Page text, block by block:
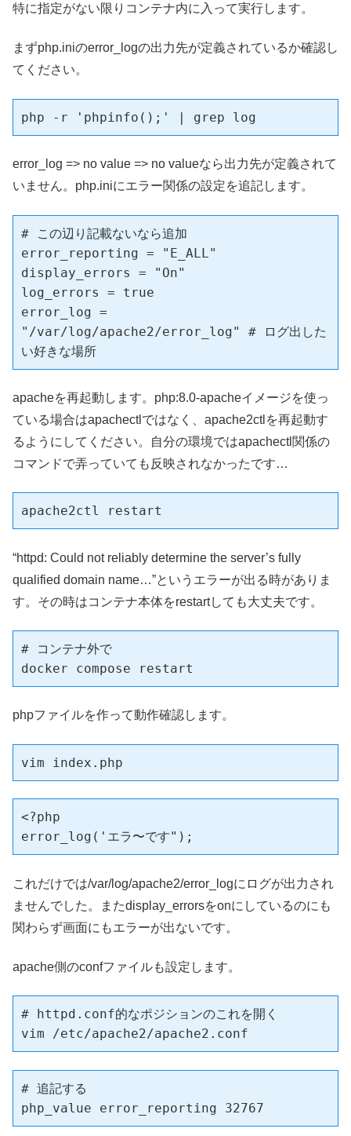
特に指定がない限りコンテナ内に入って実行します。
まずphp.iniのerror_logの出力先が定義されているか確認し
てください。
php -r 'phpinfo();' | grep log
error_log => no value => no valueなら出力先が定義されて
いません。php.iniにエラー関係の設定を追記します。
# この辺り記載ないなら追加
error_reporting = "E_ALL"
display_errors = "On"
log_errors = true
error_log =
"/var/log/apache2/error_log" # ログ出した
い好きな場所
apacheを再起動します。php:8.0-apacheイメージを使っ
ている場合はapachectlではなく、apache2ctlを再起動す
るようにしてください。自分の環境ではapachectl関係の
コマンドで弄っていても反映されなかったです…
apache2ctl restart
“httpd: Could not reliably determine the server’s fully
qualified domain name…”というエラーが出る時がありま
す。その時はコンテナ本体をrestartしても大丈夫です。
# コンテナ外で
docker compose restart
phpファイルを作って動作確認します。
vim index.php
<?php
error_log('エラ〜です");
これだけでは/var/log/apache2/error_logにログが出力され
ませんでした。またdisplay_errorsをonにしているのにも
関わらず画面にもエラーが出ないです。
apache側のconfファイルも設定します。
# httpd.conf的なポジションのこれを開く
vim /etc/apache2/apache2.conf
# 追記する
php_value error_reporting 32767